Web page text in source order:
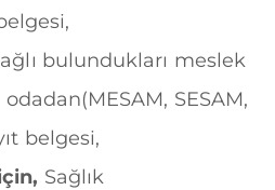
bulundukları meslek
SESAM,
belgesi,
Sağlık